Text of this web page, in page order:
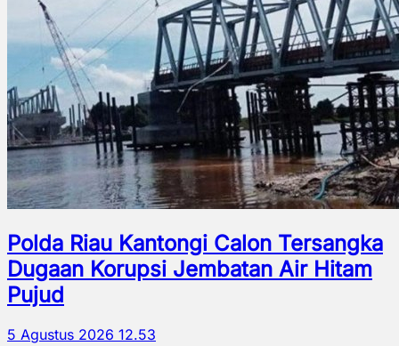
Polda Riau Kantongi Calon Tersangka
Dugaan Korupsi Jembatan Air Hitam
Pujud
5 Agustus 2026 12.53